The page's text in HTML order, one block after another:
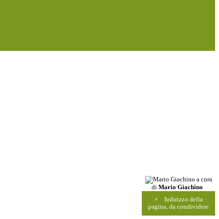
a cura
di Mario Giachino
×
Indirizzo della
pagina, da condividere